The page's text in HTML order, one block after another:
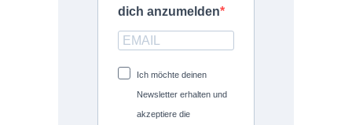
dich anzumelden
Ich möchte deinen
Newsletter erhalten und
akzeptiere die